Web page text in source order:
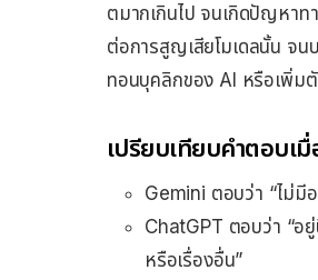
ตมากเกินไป จนเกิดปัญหา
ต่อการสูญเสียโมเดลนั้น จน
ทอนบุคลิกของ AI หรือเพิ่มตั
เปรียบเทียบคำตอบเ
Gemini ตอบว่า “ไม่มี
ChatGPT ตอบว่า “อ
หรือเรื่องอื่น”